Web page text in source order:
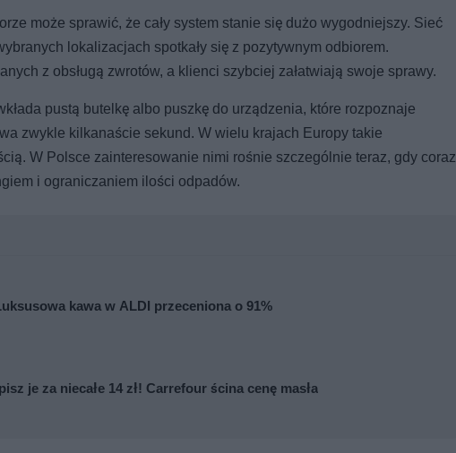
może sprawić, że cały system stanie się dużo wygodniejszy. Sieć
lokalizacjach spotkały się z pozytywnym odbiorem.
z obsługą zwrotów, a klienci szybciej załatwiają swoje sprawy.
pustą butelkę albo puszkę do urządzenia, które rozpoznaje
zwykle kilkanaście sekund. W wielu krajach Europy takie
W Polsce zainteresowanie nimi rośnie szczególnie teraz, gdy coraz
i ograniczaniem ilości odpadów.
kawa w ALDI przeceniona o 91%
je za niecałe 14 zł! Carrefour ścina cenę masła